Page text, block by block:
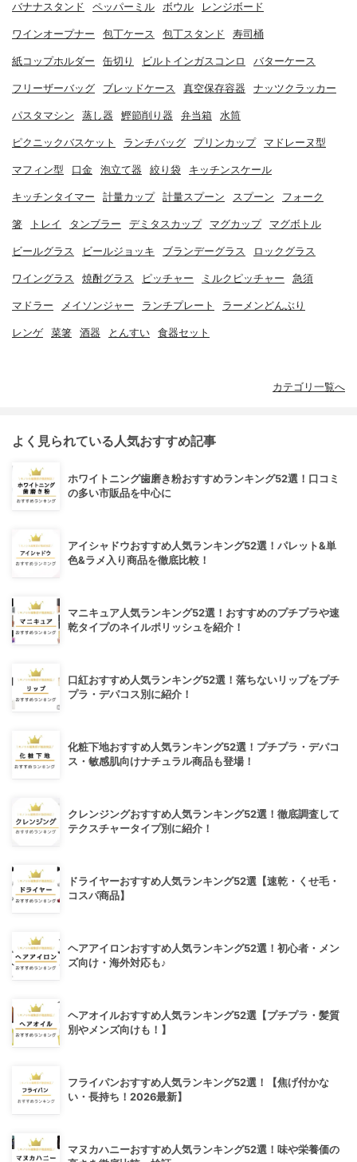
バナナスタンド ペッパーミル ボウル レンジボード
ワインオープナー 包丁ケース 包丁スタンド 寿司桶
紙コップホルダー 缶切り ビルトインガスコンロ バターケース
フリーザーバッグ ブレッドケース 真空保存容器 ナッツクラッカー
パスタマシン 蒸し器 鰹節削り器 弁当箱 水筒
ピクニックバスケット ランチバッグ プリンカップ マドレーヌ型
マフィン型 口金 泡立て器 絞り袋 キッチンスケール
キッチンタイマー 計量カップ 計量スプーン スプーン フォーク
箸 トレイ タンブラー デミタスカップ マグカップ マグボトル
ビールグラス ビールジョッキ ブランデーグラス ロックグラス
ワイングラス 焼酎グラス ピッチャー ミルクピッチャー 急須
マドラー メイソンジャー ランチプレート ラーメンどんぶり
レンゲ 菜箸 酒器 とんすい 食器セット
カテゴリ一覧へ
よく見られている人気おすすめ記事
ホワイトニング歯磨き粉おすすめランキング52選！口コミ
の多い市販品を中心に
アイシャドウおすすめ人気ランキング52選！パレット&単
色&ラメ入り商品を徹底比較！
マニキュア人気ランキング52選！おすすめのプチプラや速
乾タイプのネイルポリッシュを紹介！
口紅おすすめ人気ランキング52選！落ちないリップをプチ
プラ・デパコス別に紹介！
化粧下地おすすめ人気ランキング52選！プチプラ・デパコ
ス・敏感肌向けナチュラル商品も登場！
クレンジングおすすめ人気ランキング52選！徹底調査して
テクスチャータイプ別に紹介！
ドライヤーおすすめ人気ランキング52選【速乾・くせ毛・
コスパ商品】
ヘアアイロンおすすめ人気ランキング52選！初心者・メン
ズ向け・海外対応も♪
ヘアオイルおすすめ人気ランキング52選【プチプラ・髪質
別やメンズ向けも！】
フライパンおすすめ人気ランキング52選！【焦げ付かな
い・長持ち！2026最新】
マヌカハニーおすすめ人気ランキング52選！味や栄養価の